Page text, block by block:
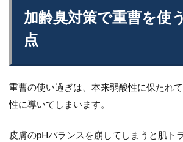
加齢臭対策で重曹を使
点
重曹の使い過ぎは、本来弱酸性に保たれ
性に導いてしまいます。
皮膚のpHバランスを崩してしまうと肌ト